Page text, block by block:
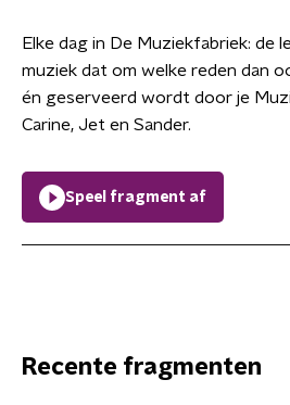
Elke dag in De Muziekfabriek: de
muziek dat om welke reden dan
én geserveerd wordt door je
Carine, Jet en Sander.
Speel fragment af
Recente fragmenten